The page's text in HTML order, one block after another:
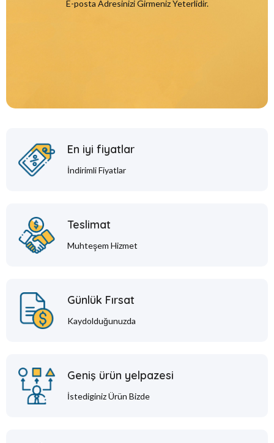
E-posta Adresinizi Girmeniz Yeterlidir.
En iyi fiyatlar
İndirimli Fiyatlar
Teslimat
Muhteşem Hizmet
Günlük Fırsat
Kaydolduğunuzda
Geniş ürün yelpazesi
İstediginiz Ürün Bizde